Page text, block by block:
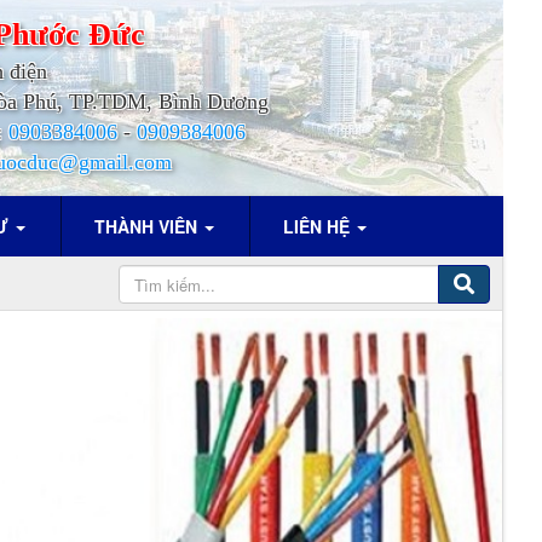
Đức
điện
Phú, TP.TDM, Bình Dương
0903384006-0909384006
THÀNH VIÊN LIÊN HỆ